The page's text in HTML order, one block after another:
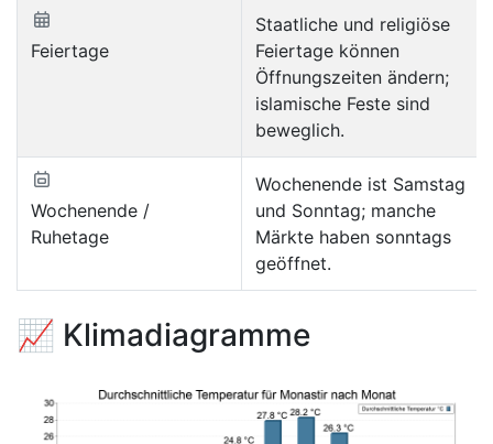
Feiertage
Staatliche und religiöse
Feiertage können
Öffnungszeiten ändern;
islamische Feste sind
beweglich.
Wochenende /
Ruhetage
Wochenende ist Samstag
und Sonntag; manche
Märkte haben sonntags
geöffnet.
📈 Klimadiagramme